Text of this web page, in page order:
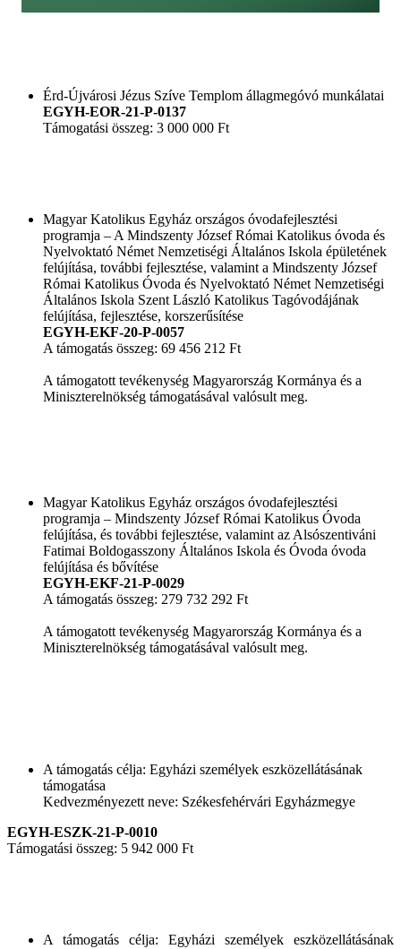
Érd-Újvárosi Jézus Szíve Templom állagmegóvó munkálatai
EGYH-EOR-21-P-0137
Támogatási összeg: 3 000 000 Ft
Magyar Katolikus Egyház országos óvodafejlesztési
programja – A Mindszenty József Római Katolikus óvoda és
Nyelvoktató Német Nemzetiségi Általános Iskola épületének
felújítása, további fejlesztése, valamint a Mindszenty József
Római Katolikus Óvoda és Nyelvoktató Német Nemzetiségi
Általános Iskola Szent László Katolikus Tagóvodájának
felújítása, fejlesztése, korszerűsítése
EGYH-EKF-20-P-0057
A támogatás összeg: 69 456 212 Ft
A támogatott tevékenység Magyarország Kormánya és a
Miniszterelnökség támogatásával valósult meg.
Magyar Katolikus Egyház országos óvodafejlesztési
programja – Mindszenty József Római Katolikus Óvoda
felújítása, és további fejlesztése, valamint az Alsószentiváni
Fatimai Boldogasszony Általános Iskola és Óvoda óvoda
felújítása és bővítése
EGYH-EKF-21-P-0029
A támogatás összeg: 279 732 292 Ft
A támogatott tevékenység Magyarország Kormánya és a
Miniszterelnökség támogatásával valósult meg.
A támogatás célja: Egyházi személyek eszközellátásának
támogatása
Kedvezményezett neve: Székesfehérvári Egyházmegye
EGYH-ESZK-21-P-0010
Támogatási összeg: 5 942 000 Ft
A támogatás célja: Egyházi személyek eszközellátásának